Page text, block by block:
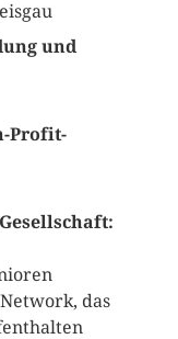
und
Profit-
das